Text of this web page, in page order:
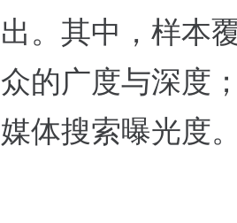
出。其中，样本
众的广度与深度
媒体搜索曝光度。